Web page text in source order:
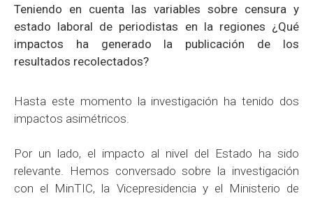
Teniendo en cuenta las variables sobre censura y
estado laboral de periodistas en la regiones ¿Qué
impactos ha generado la publicación de los
resultados recolectados?
Hasta este momento la investigación ha tenido dos
impactos asimétricos.
Por un lado, el impacto al nivel del Estado ha sido
relevante. Hemos conversado sobre la investigación
con el MinTIC, la Vicepresidencia y el Ministerio de